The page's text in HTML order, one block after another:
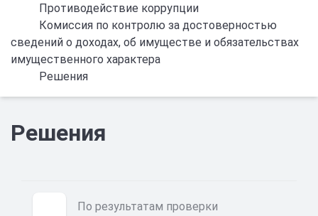
Противодействие коррупции
Комиссия по контролю за достоверностью
сведений о доходах, об имуществе и обязательствах
имущественного характера
Решения
Решения
По результатам проверки